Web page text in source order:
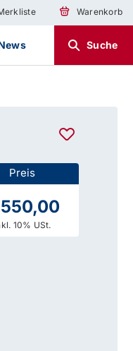
Warenkorb
Suche
Preis
10% USt.